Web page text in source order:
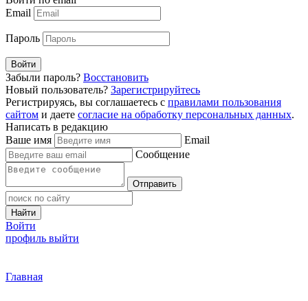
Email
Пароль
Войти
Забыли пароль? Восстановить
Новый пользователь? Зарегистрируйтесь
Регистрируясь, вы соглашаетесь с правилами пользования
сайтом и даете согласие на обработку персональных данных.
Написать в редакцию
Ваше имя
Email
Сообщение
Отправить
Найти
Войти
профиль выйти
Главная